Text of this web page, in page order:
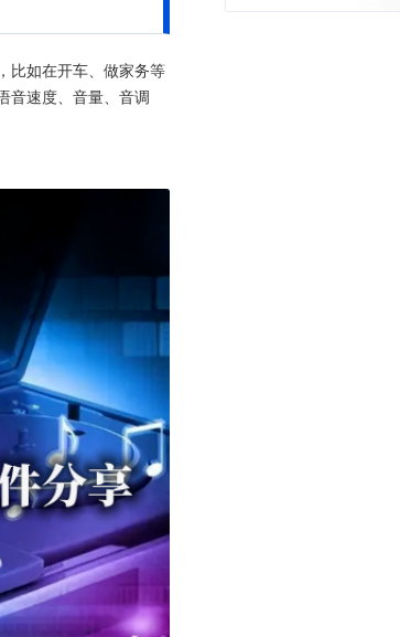
比如在开车、做家务等
音速度、音量、音调